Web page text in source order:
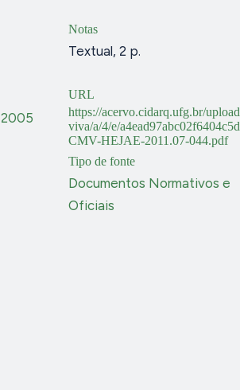
2005
Notas
Textual, 2 p.
URL
https://acervo.cidarq.ufg.br/
viva/a/4/e/
CMV-HEJAE-2011.07-044.pdf
Tipo de fonte
Documentos Normativos e
Oficiais